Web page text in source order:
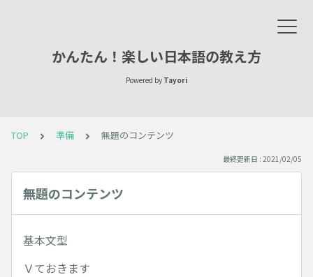
かんたん！楽しい日本語の教え方
Powered by Tayori
TOP 準備 無題のコンテンツ
最終更新日 : 2021/02/05
無題のコンテンツ
基本文型
Ｖておきます